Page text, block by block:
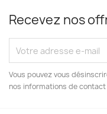
Recevez nos
Vous pouvez vous
nos informations de